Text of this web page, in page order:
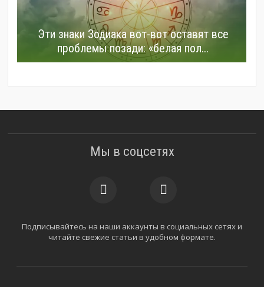
Эти знаки Зодиака вот-вот оставят все
проблемы позади: «белая пол...
Мы в соцсетях
Подписывайтесь на наши аккаунты в социальных сетях и
читайте свежие статьи в удобном формате.